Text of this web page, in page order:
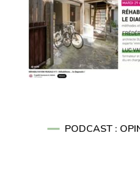
PODCAST :